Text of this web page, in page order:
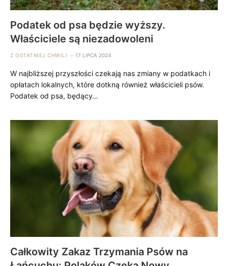
Podatek od psa będzie wyższy.
Właściciele są niezadowoleni
Z OSTATNIEJ CHWILI 17 LIPCA 2024
W najbliższej przyszłości czekają nas zmiany w podatkach i
opłatach lokalnych, które dotkną również właścicieli psów.
Podatek od psa, będący…
Całkowity Zakaz Trzymania Psów na